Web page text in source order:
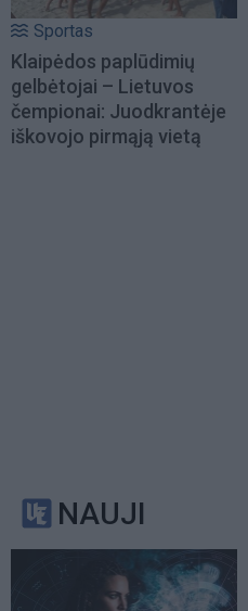
Sportas
Klaipėdos paplūdimių
gelbėtojai – Lietuvos
čempionai: Juodkrantėje
iškovojo pirmąją vietą
NAUJI